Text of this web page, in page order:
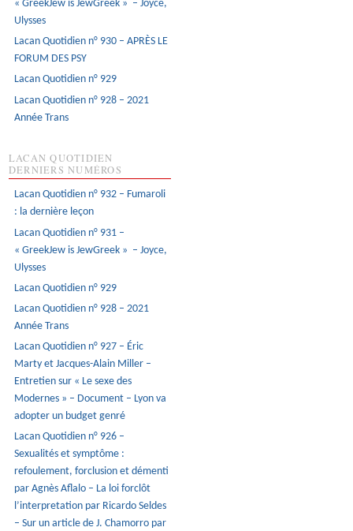
« GreekJew is JewGreek » – Joyce,
Ulysses
Lacan Quotidien n° 930 – APRÈS LE
FORUM DES PSY
Lacan Quotidien n° 929
Lacan Quotidien n° 928 – 2021
Année Trans
LACAN QUOTIDIEN
DERNIERS NUMÉROS
Lacan Quotidien n° 932 – Fumaroli
: la dernière leçon
Lacan Quotidien n° 931 –
« GreekJew is JewGreek » – Joyce,
Ulysses
Lacan Quotidien n° 929
Lacan Quotidien n° 928 – 2021
Année Trans
Lacan Quotidien n° 927 – Éric
Marty et Jacques-Alain Miller –
Entretien sur « Le sexe des
Modernes » – Document – Lyon va
adopter un budget genré
Lacan Quotidien n° 926 –
Sexualités et symptôme :
refoulement, forclusion et démenti
par Agnès Aflalo – La loi forclôt
l’interpretation par Ricardo Seldes
– Sur un article de J. Chamorro par